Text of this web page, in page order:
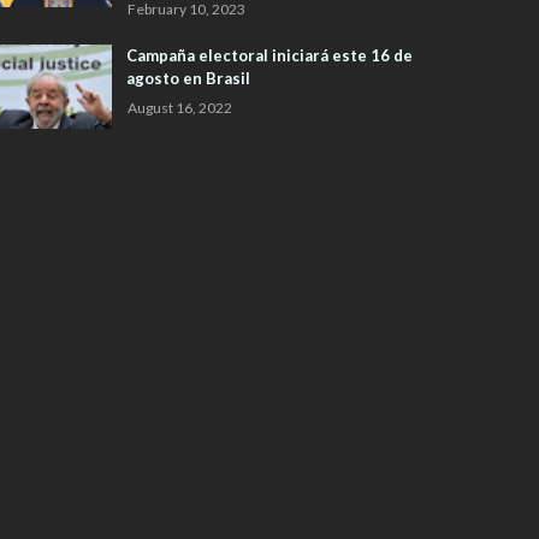
February 10, 2023
Campaña electoral iniciará este 16 de
agosto en Brasil
August 16, 2022